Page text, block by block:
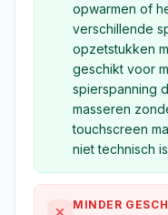
opwarmen of
verschillende
opzetstukken
geschikt voor
spierspanning
masseren
touchscreen
niet technisch
MINDER